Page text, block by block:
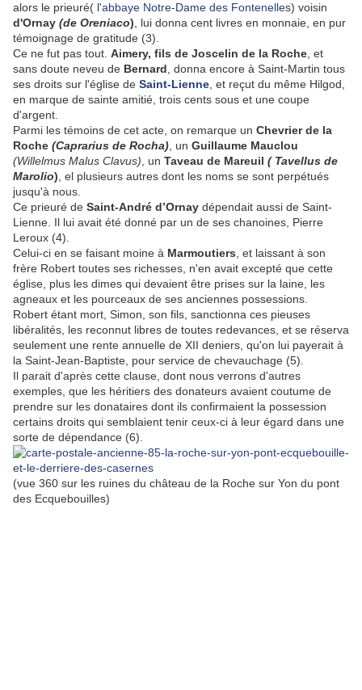
alors le prieuré( l'abbaye Notre-Dame des Fontenelles) voisin
d'Ornay (de Oreniaco) , lui donna cent livres en monnaie, en pur
témoignage de gratitude (3).
Ce ne fut pas tout. Aimery, fils de Joscelin de la Roche , et
sans doute neveu de Bernard , donna encore à Saint-Martin tous
ses droits sur l'église de Saint-Lienne , et reçut du même Hilgod,
en marque de sainte amitié, trois cents sous et une coupe
d'argent.
Parmi les témoins de cet acte, on remarque un Chevrier de la
Roche (Caprarius de Rocha) , un Guillaume Mauclou
(Willelmus Malus Clavus) , un Taveau de Mareuil ( Tavellus de
Marolio) , el plusieurs autres dont les noms se sont perpétués
jusqu'à nous.
Ce prieuré de Saint-André d’Ornay dépendait aussi de Saint-
Lienne. Il lui avait été donné par un de ses chanoines, Pierre
Leroux (4).
Celui-ci en se faisant moine à Marmoutiers , et laissant à son
frère Robert toutes ses richesses, n'en avait excepté que cette
église, plus les dimes qui devaient être prises sur la laine, les
agneaux et les pourceaux de ses anciennes possessions.
Robert étant mort, Simon, son fils, sanctionna ces pieuses
libéralités, les reconnut libres de toutes redevances, et se réserva
seulement une rente annuelle de XII deniers, qu'on lui payerait à
la Saint-Jean-Baptiste, pour service de chevauchage (5).
Il parait d'après cette clause, dont nous verrons d'autres
exemples, que les héritiers des donateurs avaient coutume de
prendre sur les donataires dont ils confirmaient la possession
certains droits qui semblaient tenir ceux-ci à leur égard dans une
sorte de dépendance (6).
(vue 360 sur les ruines du château de la Roche sur Yon du pont
des Ecquebouilles)